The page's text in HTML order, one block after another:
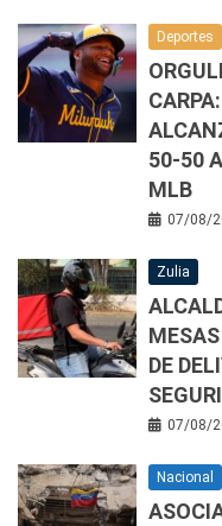
Deportes
50-50
MLB
07/08/
Zulia
DE
07/08/
Nacional